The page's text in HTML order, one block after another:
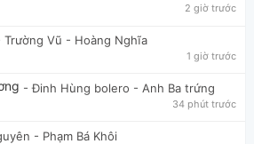
2 giờ trước
Trường Vũ - Hoàng Nghĩa
1 giờ trước
- Đinh Hùng bolero - Anh Ba trứng
34 phút trước
- Phạm Bá Khôi